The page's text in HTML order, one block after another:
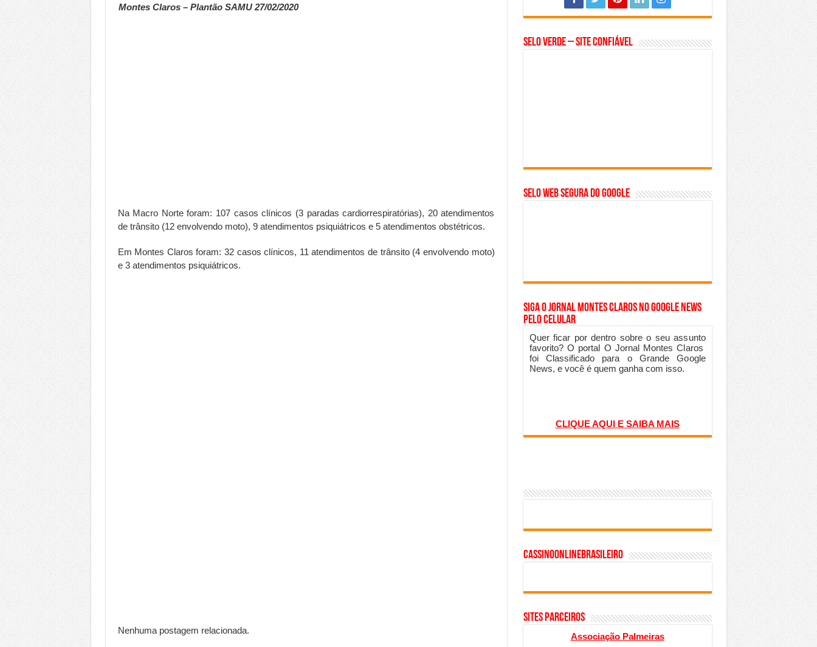
Montes Claros – Plantão SAMU 27/02/2020
Na Macro Norte foram: 107 casos clínicos (3 paradas cardiorrespiratórias), 20 atendimentos
de trânsito (12 envolvendo moto), 9 atendimentos psiquiátricos e 5 atendimentos obstétricos.
Em Montes Claros foram: 32 casos clínicos, 11 atendimentos de trânsito (4 envolvendo moto)
e 3 atendimentos psiquiátricos.
Nenhuma postagem relacionada.
Selo Verde – Site Confiável
SELO WEB SEGURA do GOOGLE
Siga o Jornal Montes Claros no Google News
pelo Celular
Quer ficar por dentro sobre o seu assunto
favorito? O portal O Jornal Montes Claros
foi Classificado para o Grande Google
News, e você é quem ganha com isso.
CLIQUE AQUI E SAIBA MAIS
cassinoonlinebrasileiro
SITES PARCEIROS
Associação Palmeiras